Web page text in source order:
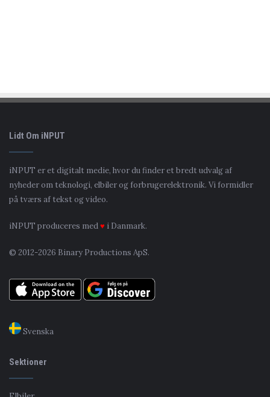
Lidt Om iNPUT
iNPUT er et digitalt medie, hvor du finder et bredt udvalg af
nyheder om teknologi, elbiler og forbrugerelektronik. Vi formidler
på tværs af tekst og video.
iNPUT produceres med♥ i Danmark.
© 2012-2026 Binary Productions ApS.
Svenska
Sektioner